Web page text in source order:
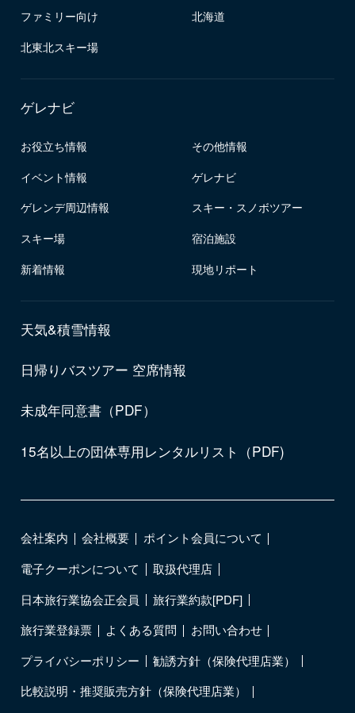
ファミリー向け
北海道
北東北スキー場
ゲレナビ
お役立ち情報
その他情報
イベント情報
ゲレナビ
ゲレンデ周辺情報
スキー・スノボツアー
スキー場
宿泊施設
新着情報
現地リポート
天気&積雪情報
日帰りバスツアー 空席情報
未成年同意書（PDF）
15名以上の団体専用レンタルリスト（PDF)
会社案内 会社概要
ポイント会員について
電子クーポンについて
取扱代理店
日本旅行業協会正会員
旅行業約款[PDF]
旅行業登録票
よくある質問
お問い合わせ
プライバシーポリシー
勧誘方針（保険代理店業）
比較説明・推奨販売方針（保険代理店業）